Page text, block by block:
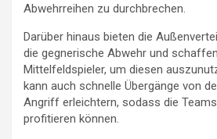
Abwehrreihen zu durchbrechen.
Darüber hinaus bieten die
die gegnerische Abwehr und
Mittelfeldspieler, um diesen
kann auch schnelle Übergänge von
Angriff erleichtern, sodass die
profitieren können.